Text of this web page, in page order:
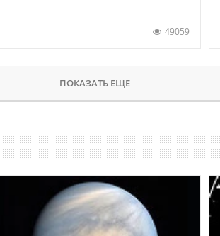
49059
ПОКАЗАТЬ ЕЩЕ